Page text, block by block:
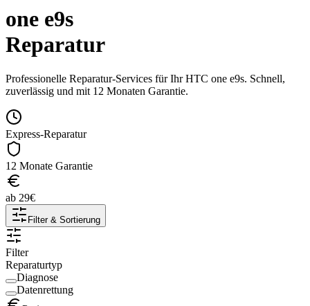
one e9s
Reparatur
Professionelle Reparatur-Services für IhrHTC one e9s. Schnell,
zuverlässig und mit 12 Monaten Garantie.
Express-Reparatur
12 Monate Garantie
ab 29€
Filter & Sortierung
Filter
Reparaturtyp
Diagnose
Datenrettung